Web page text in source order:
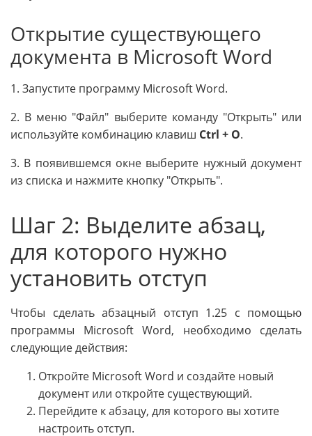
Открытие существующего
документа в Microsoft Word
1. Запустите программу Microsoft Word.
2. В меню "Файл" выберите команду "Открыть" или
используйте комбинацию клавиш Ctrl + O.
3. В появившемся окне выберите нужный документ
из списка и нажмите кнопку "Открыть".
Шаг 2: Выделите абзац,
для которого нужно
установить отступ
Чтобы сделать абзацный отступ 1.25 с помощью
программы Microsoft Word, необходимо сделать
следующие действия:
Откройте Microsoft Word и создайте новый
документ или откройте существующий.
Перейдите к абзацу, для которого вы хотите
настроить отступ.